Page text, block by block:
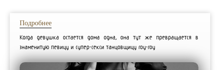
Подробнее
Когда девушка остается дома одна, она тут же превращается в
знаменитую певицу и супер-секси танцовщицу гоу-гоу